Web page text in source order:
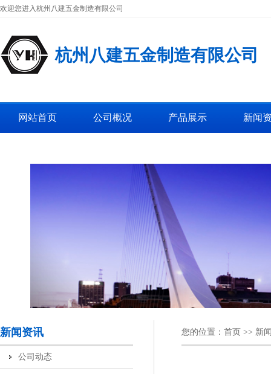
欢迎您进入杭州八建五金制造有限公司
杭州八建五金制造有限公司
网站首页 公司概况 产品展示 新闻
新闻资讯
公司动态
您的位置： 首页 >> 新